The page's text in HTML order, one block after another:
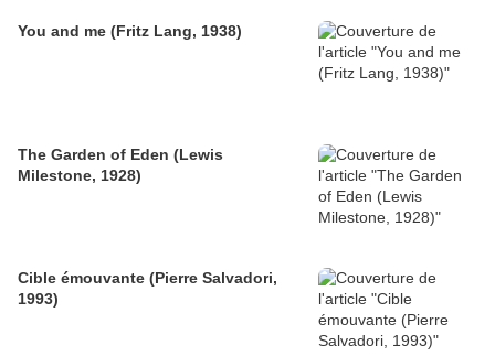
You and me (Fritz Lang, 1938)
The Garden of Eden (Lewis
Milestone, 1928)
Cible émouvante (Pierre Salvadori,
1993)